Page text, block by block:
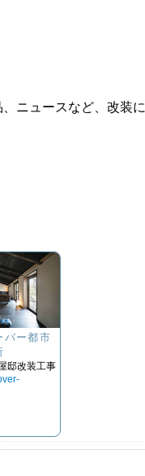
ニュースなど、改装
バー都市
邸改装工事